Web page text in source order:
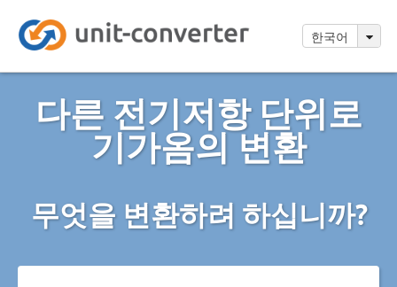
한국어
다른 전기저항 단위로
기가옴의 변환
무엇을 변환하려 하십니까?